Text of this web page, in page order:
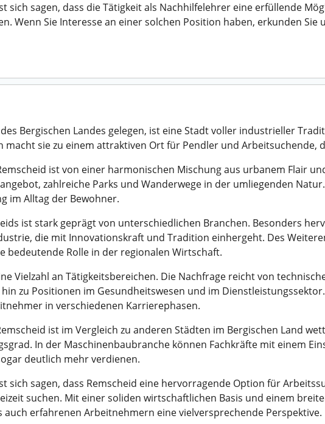
sich sagen, dass die Tätigkeit als Nachhilfelehrer eine erfüllende
Wenn Sie Interesse an einer solchen Position haben, erkunden
Bergischen Landes gelegen, ist eine Stadt voller industrieller
macht sie zu einem attraktiven Ort für Pendler und Arbeitsuchende,
ist von einer harmonischen Mischung aus urbanem Flair
zahlreiche Parks und Wanderwege in der umliegenden
im Alltag der Bewohner.
ist stark geprägt von unterschiedlichen Branchen. Besonders
die mit Innovationskraft und Tradition einhergeht. Des
bedeutende Rolle in der regionalen Wirtschaft.
Vielzahl an Tätigkeitsbereichen. Die Nachfrage reicht von
zu Positionen im Gesundheitswesen und im
in verschiedenen Karrierephasen.
ist im Vergleich zu anderen Städten im Bergischen Land
In der Maschinenbaubranche können Fachkräfte mit einem
deutlich mehr verdienen.
sich sagen, dass Remscheid eine hervorragende Option für
suchen. Mit einer soliden wirtschaftlichen Basis und einem
auch erfahrenen Arbeitnehmern eine vielversprechende Perspektive.